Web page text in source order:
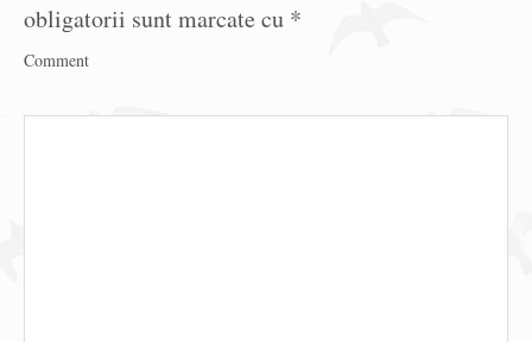
obligatorii sunt marcate cu *
Comment